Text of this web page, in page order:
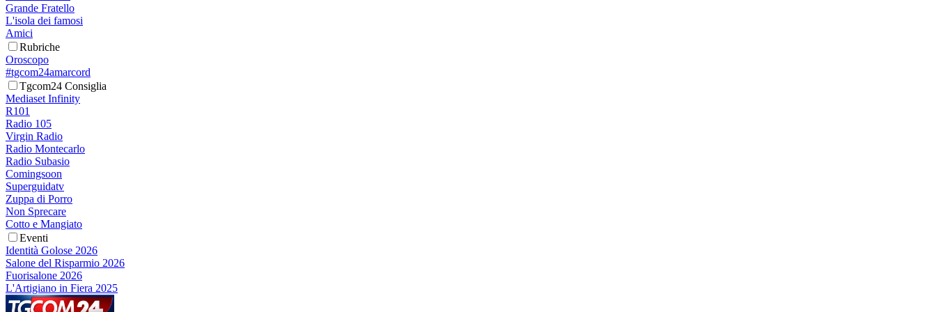
Grande Fratello
L'isola dei famosi
Amici
Rubriche
Oroscopo
#tgcom24amarcord
Tgcom24 Consiglia
Mediaset Infinity
R101
Radio 105
Virgin Radio
Radio Montecarlo
Radio Subasio
Comingsoon
Superguidatv
Zuppa di Porro
Non Sprecare
Cotto e Mangiato
Eventi
Identità Golose 2026
Salone del Risparmio 2026
Fuorisalone 2026
L'Artigiano in Fiera 2025